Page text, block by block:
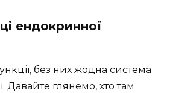
ендокринної
без них жодна система
Давайте глянемо, хто там